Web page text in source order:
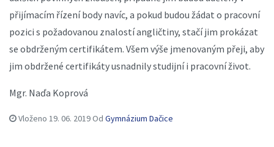
přijímacím řízení body navíc, a pokud budou žádat o pracovní
pozici s požadovanou znalostí angličtiny, stačí jim prokázat
se obdrženým certifikátem. Všem výše jmenovaným přeji, aby
jim obdržené certifikáty usnadnily studijní i pracovní život.
Mgr. Naďa Koprová
Vloženo 19. 06. 2019Od Gymnázium Dačice